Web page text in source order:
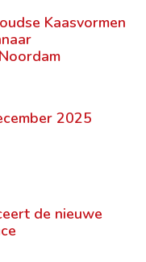
Kaasvormen
2025
de nieuwe